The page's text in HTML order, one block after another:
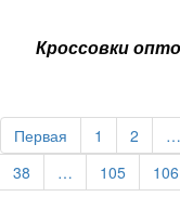
Кроссовки
Первая 1 2 …
38
… 105 106